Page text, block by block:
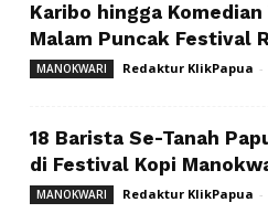
Karibo hingga Komedian
Malam Puncak Festival
MANOKWARI Redaktur KlikPapua -
18 Barista Se-Tanah
di Festival Kopi
MANOKWARI Redaktur KlikPapua -